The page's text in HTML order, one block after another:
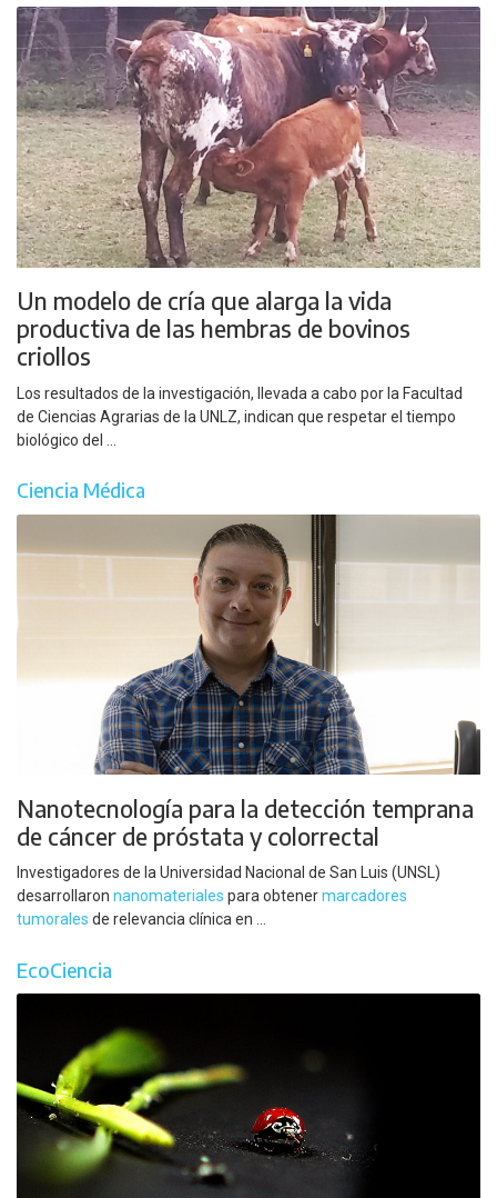
Un modelo de cría que alarga la vida
productiva de las hembras de bovinos
criollos
Los resultados de la investigación, llevada a cabo por la Facultad
de Ciencias Agrarias de la UNLZ, indican que respetar el tiempo
biológico del ...
Ciencia Médica
Nanotecnología para la detección temprana
de cáncer de próstata y colorrectal
Investigadores de la Universidad Nacional de San Luis (UNSL)
desarrollaron nanomateriales para obtenermarcadores
tumorales de relevancia clínica en ...
EcoCiencia